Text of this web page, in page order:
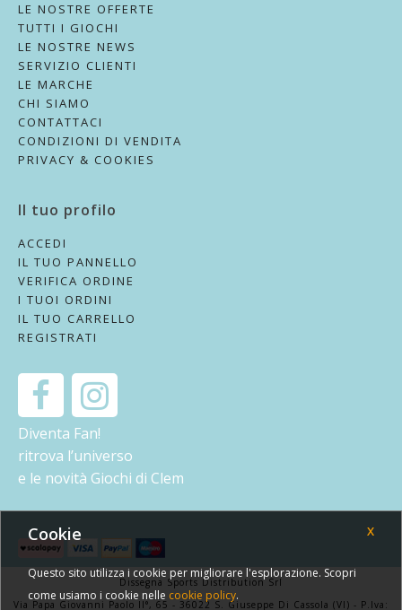
LE NOSTRE OFFERTE
TUTTI I GIOCHI
LE NOSTRE NEWS
SERVIZIO CLIENTI
LE MARCHE
CHI SIAMO
CONTATTACI
CONDIZIONI DI VENDITA
PRIVACY & COOKIES
Il tuo profilo
ACCEDI
IL TUO PANNELLO
VERIFICA ORDINE
I TUOI ORDINI
IL TUO CARRELLO
REGISTRATI
Diventa Fan!
ritrova l’universo
e le novità Giochi di Clem
Dissegna Sports Distribution Srl
Via Papa Giovanni Paolo II°, 65 - 36022 S. Giuseppe Di Cassola (VI) - P.Iva:
Cookie X
Questo sito utilizza i cookie per migliorare l'esplorazione. Scopri
come usiamo i cookie nelle cookie policy.